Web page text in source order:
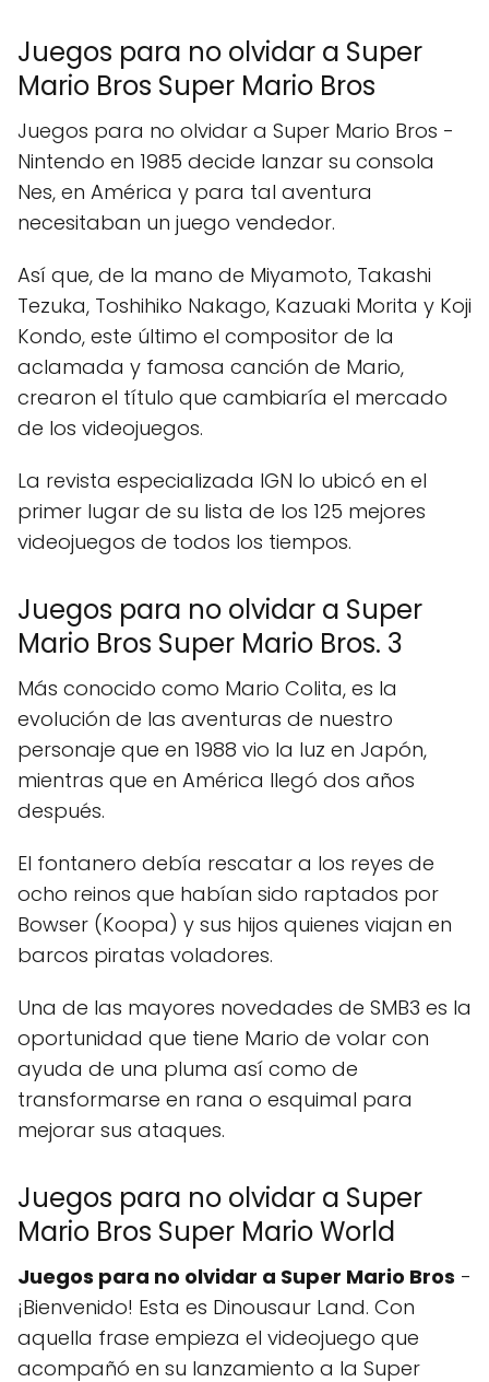
Juegos para no olvidar a Super
Mario Bros Super Mario Bros
Juegos para no olvidar a Super Mario Bros -
Nintendo en 1985 decide lanzar su consola
Nes, en América y para tal aventura
necesitaban un juego vendedor.
Así que, de la mano de Miyamoto, Takashi
Tezuka, Toshihiko Nakago, Kazuaki Morita y Koji
Kondo, este último el compositor de la
aclamada y famosa canción de Mario,
crearon el título que cambiaría el mercado
de los videojuegos.
La revista especializada IGN lo ubicó en el
primer lugar de su lista de los 125 mejores
videojuegos de todos los tiempos.
Juegos para no olvidar a Super
Mario Bros Super Mario Bros. 3
Más conocido como Mario Colita, es la
evolución de las aventuras de nuestro
personaje que en 1988 vio la luz en Japón,
mientras que en América llegó dos años
después.
El fontanero debía rescatar a los reyes de
ocho reinos que habían sido raptados por
Bowser (Koopa) y sus hijos quienes viajan en
barcos piratas voladores.
Una de las mayores novedades de SMB3 es la
oportunidad que tiene Mario de volar con
ayuda de una pluma así como de
transformarse en rana o esquimal para
mejorar sus ataques.
Juegos para no olvidar a Super
Mario Bros Super Mario World
Juegos para no olvidar a Super Mario Bros -
¡Bienvenido! Esta es Dinousaur Land. Con
aquella frase empieza el videojuego que
acompañó en su lanzamiento a la Super